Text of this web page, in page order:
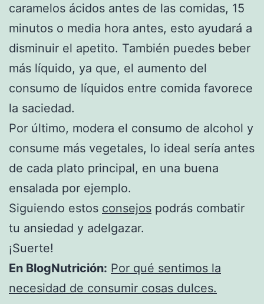
caramelos ácidos antes de las comidas, 15
minutos o media hora antes, esto ayudará a
disminuir el apetito. También puedes beber
más líquido, ya que, el aumento del
consumo de líquidos entre comida favorece
la saciedad.
Por último, modera el consumo de alcohol y
consume más vegetales, lo ideal sería antes
de cada plato principal, en una buena
ensalada por ejemplo.
Siguiendo estos consejos podrás combatir
tu ansiedad y adelgazar.
¡Suerte!
En BlogNutrición: Por qué sentimos la
necesidad de consumir cosas dulces.